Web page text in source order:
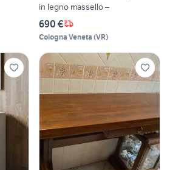
in legno massello –
690 €
Cologna Veneta (VR)